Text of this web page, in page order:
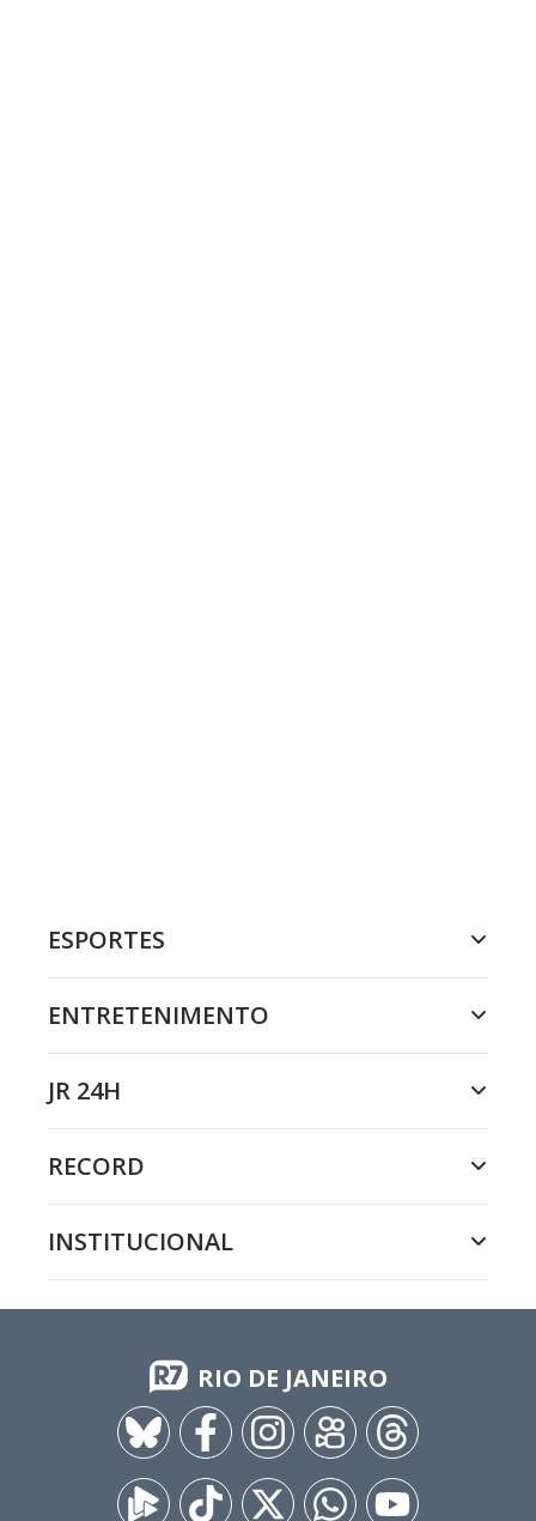
ESPORTES
ENTRETENIMENTO
JR 24H
RECORD
INSTITUCIONAL
RIO DE JANEIRO